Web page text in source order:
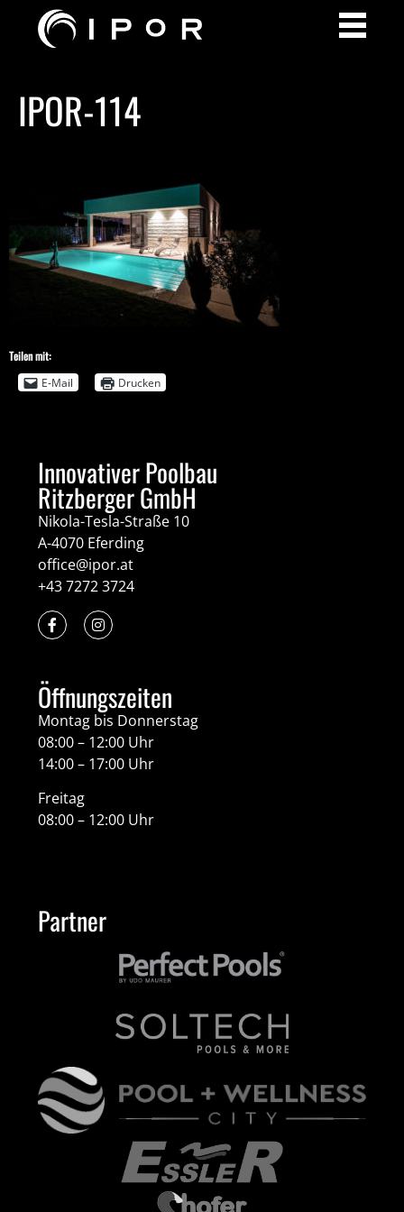
IPOR-114
Teilen mit:
E-Mail
Drucken
Innovativer Poolbau
Ritzberger GmbH
Nikola-Tesla-Straße 10
A-4070 Eferding
office@ipor.at
+43 7272 3724
Öffnungszeiten
Montag bis Donnerstag
08:00 – 12:00 Uhr
14:00 – 17:00 Uhr
Freitag
08:00 – 12:00 Uhr
Partner